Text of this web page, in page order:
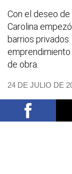
Con el deseo
Carolina
barrios
de obra.
24 DE JULIO DE